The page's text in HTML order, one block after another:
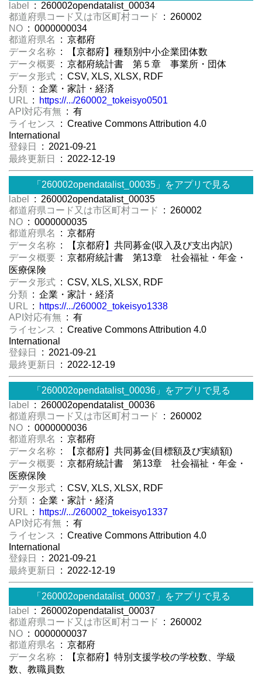
label
: 260002opendatalist_00034
都道府県コード又は市区町村コード
: 260002
NO : 0000000034
都道府県名
: 京都府
データ名称 : 【京都府】種類別中小企業団体数
データ概要 : 京都府統計書 第５章 事業所・団体
データ形式 : CSV, XLS, XLSX, RDF
分類 : 企業・家計・経済
URL :
https://.../260002_tokeisyo0501
API対応有無 : 有
ライセンス
: Creative Commons Attribution 4.0
International
登録日
: 2021-09-21
最終更新日
: 2022-12-19
「260002opendatalist_00035」をアプリで見る
label
: 260002opendatalist_00035
都道府県コード又は市区町村コード
: 260002
NO : 0000000035
都道府県名
: 京都府
データ名称 : 【京都府】共同募金(収入及び支出内訳)
データ概要 : 京都府統計書 第13章 社会福祉・年金・
医療保険
データ形式 : CSV, XLS, XLSX, RDF
分類 : 企業・家計・経済
URL :
https://.../260002_tokeisyo1338
API対応有無 : 有
ライセンス
: Creative Commons Attribution 4.0
International
登録日
: 2021-09-21
最終更新日
: 2022-12-19
「260002opendatalist_00036」をアプリで見る
label
: 260002opendatalist_00036
都道府県コード又は市区町村コード
: 260002
NO : 0000000036
都道府県名
: 京都府
データ名称 : 【京都府】共同募金(目標額及び実績額)
データ概要 : 京都府統計書 第13章 社会福祉・年金・
医療保険
データ形式 : CSV, XLS, XLSX, RDF
分類 : 企業・家計・経済
URL :
https://.../260002_tokeisyo1337
API対応有無 : 有
ライセンス
: Creative Commons Attribution 4.0
International
登録日
: 2021-09-21
最終更新日
: 2022-12-19
「260002opendatalist_00037」をアプリで見る
label
: 260002opendatalist_00037
都道府県コード又は市区町村コード
: 260002
NO : 0000000037
都道府県名
: 京都府
データ名称 : 【京都府】特別支援学校の学校数、学級
数、教職員数